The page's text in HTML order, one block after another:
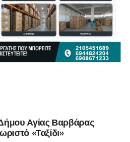
Αγίας Βαρβάρας
«Ταξίδι»